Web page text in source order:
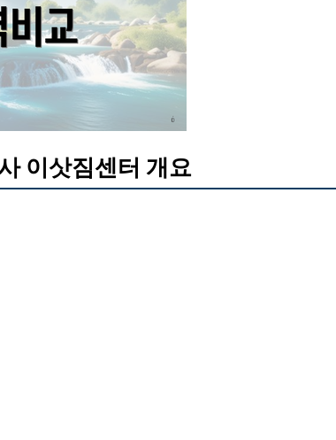
이삿짐센터 개요